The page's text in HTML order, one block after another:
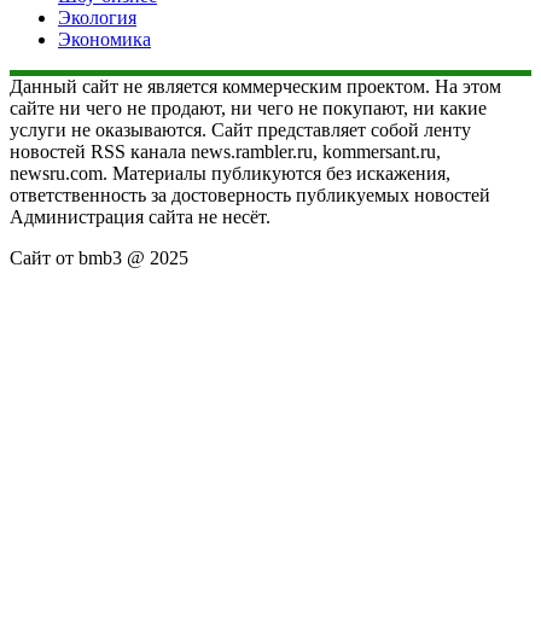
Экология
Экономика
Данный сайт не является коммерческим проектом. На этом
сайте ни чего не продают, ни чего не покупают, ни какие
услуги не оказываются. Сайт представляет собой ленту
новостей RSS канала news.rambler.ru, kommersant.ru,
newsru.com. Материалы публикуются без искажения,
ответственность за достоверность публикуемых новостей
Администрация сайта не несёт.
Сайт от bmb3 @ 2025